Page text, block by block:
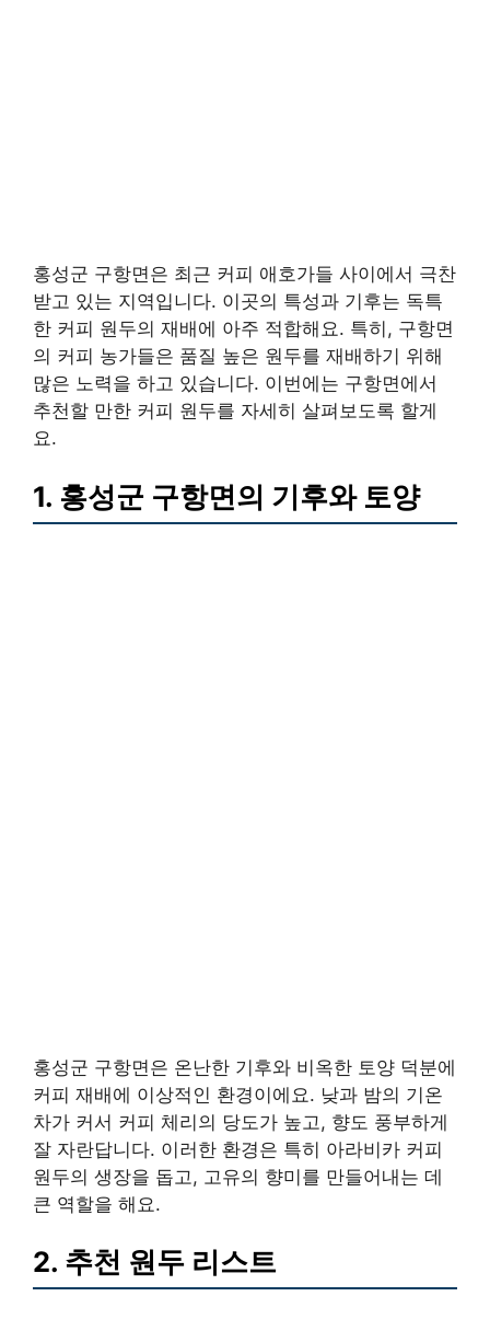
홍성군 구항면은 최근 커피 애호가들 사이에서 극찬
받고 있는 지역입니다. 이곳의 특성과 기후는 독특
한 커피 원두의 재배에 아주 적합해요. 특히, 구항면
의 커피 농가들은 품질 높은 원두를 재배하기 위해
많은 노력을 하고 있습니다. 이번에는 구항면에서
추천할 만한 커피 원두를 자세히 살펴보도록 할게
요.
1. 홍성군 구항면의 기후와 토양
홍성군 구항면은 온난한 기후와 비옥한 토양 덕분에
커피 재배에 이상적인 환경이에요. 낮과 밤의 기온
차가 커서 커피 체리의 당도가 높고, 향도 풍부하게
잘 자란답니다. 이러한 환경은 특히 아라비카 커피
원두의 생장을 돕고, 고유의 향미를 만들어내는 데
큰 역할을 해요.
2. 추천 원두 리스트